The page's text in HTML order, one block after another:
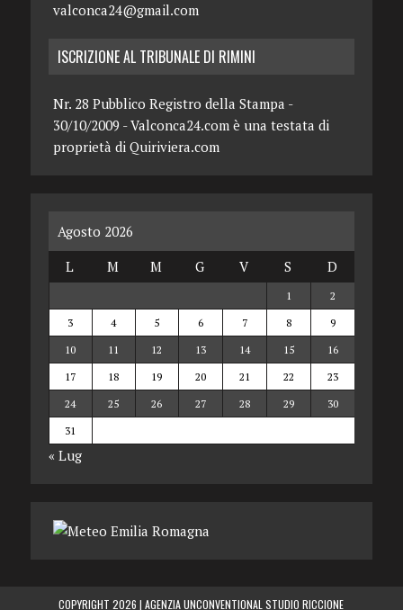
valconca24@gmail.com
ISCRIZIONE AL TRIBUNALE DI RIMINI
Nr. 28 Pubblico Registro della Stampa -
30/10/2009 - Valconca24.com è una testata di
proprietà di Quiriviera.com
Agosto 2026
L
M M G V S D
1
2
3
4 5 6 7 8
9
10
11 12 13 14 15
16
17
18 19 20 21 22
23
24
25 26 27 28 29
30
31
« Lug
COPYRIGHT 2026 |AGENZIA UNCONVENTIONAL STUDIO RICCIONE